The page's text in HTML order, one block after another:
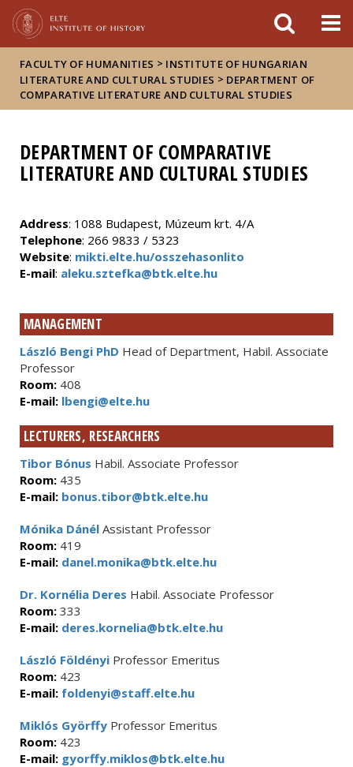
FACULTY OF HUMANITIES > INSTITUTE OF HUNGARIAN
LITERATURE AND CULTURAL STUDIES > DEPARTMENT OF
COMPARATIVE LITERATURE AND CULTURAL STUDIES
DEPARTMENT OF COMPARATIVE
LITERATURE AND CULTURAL STUDIES
Address: 1088 Budapest, Múzeum krt. 4/A
Telephone: 266 9833 / 5323
Website: mikti.elte.hu/osszehasonlito
E-mail: aleku.sztefka@btk.elte.hu
MANAGEMENT
László Bengi PhD Head of Department, Habil. Associate
Professor
Room: 408
E-mail: lbengi@elte.hu
LECTURERS, RESEARCHERS
Tibor Bónus Habil. Associate Professor
Room: 435
E-mail: bonus.tibor@btk.elte.hu
Mónika Dánél Assistant Professor
Room: 419
E-mail: danel.monika@btk.elte.hu
Dr. Kornélia Deres Habil. Associate Professor
Room: 333
E-mail: deres.kornelia@btk.elte.hu
László Földényi Professor Emeritus
Room: 423
E-mail: foldenyi@staff.elte.hu
Miklós Györffy Professor Emeritus
Room: 423
E-mail: gyorffy.miklos@btk.elte.hu